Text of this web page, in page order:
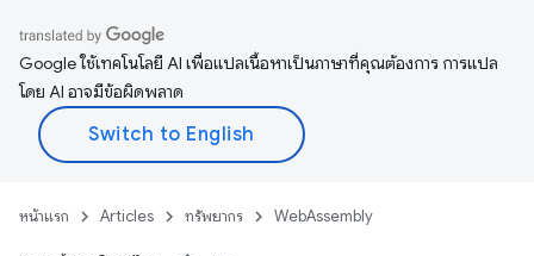
Google ใช้เทคโนโลยี AI เพื่อแปลเนื้อหาเป็นภาษาที่คุณต้องการ การแปล
โดย AI อาจมีข้อผิดพลาด
หน้าแรก Articles ทรัพยากร WebAssembly